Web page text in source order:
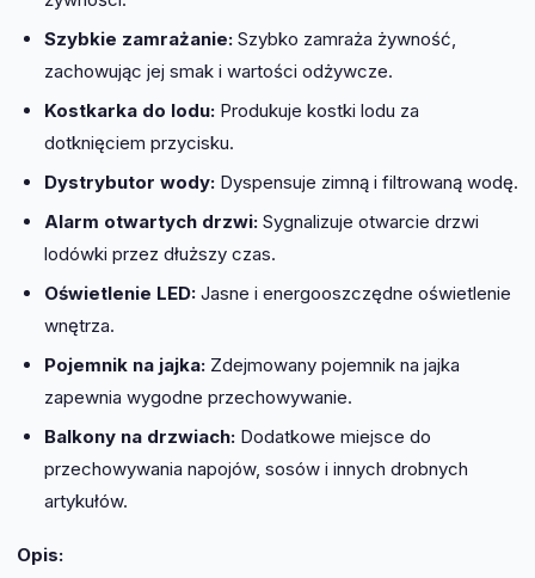
Szybkie zamrażanie:Szybko zamraża żywność,
zachowując jej smak i wartości odżywcze.
Kostkarka do lodu:Produkuje kostki lodu za
dotknięciem przycisku.
Dystrybutor wody:Dyspensuje zimną i filtrowaną wodę.
Alarm otwartych drzwi:Sygnalizuje otwarcie drzwi
lodówki przez dłuższy czas.
Oświetlenie LED:Jasne i energooszczędne oświetlenie
wnętrza.
Pojemnik na jajka:Zdejmowany pojemnik na jajka
zapewnia wygodne przechowywanie.
Balkony na drzwiach:Dodatkowe miejsce do
przechowywania napojów, sosów i innych drobnych
artykułów.
Opis: